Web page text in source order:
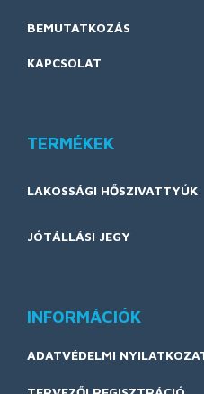
BEMUTATKOZÁS
KAPCSOLAT
TERMÉKEK
LAKOSSÁGI HŐSZIVATTYÚK
JÓTÁLLÁSI JEGY
INFORMÁCIÓK
ADATVÉDELMI